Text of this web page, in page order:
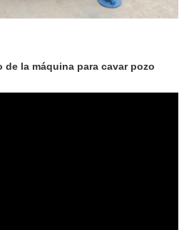
la máquina para cavar pozo